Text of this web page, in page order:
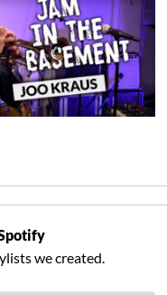
we created.